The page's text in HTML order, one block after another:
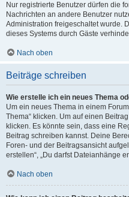
Nur registrierte Benutzer dürfen die
Nachrichten an andere Benutzer
Administration freigeschaltet wurde.
dieses Systems durch Gäste
Nach oben
Beiträge schreiben
Wie erstelle ich ein neues Thema
Um ein neues Thema in einem
Thema“ klicken. Um auf einen
klicken. Es könnte sein, dass eine
Beitrag schreiben kannst. Deine
Foren- und der Beitragsansicht
erstellen“, „Du darfst Dateianhänge
Nach oben